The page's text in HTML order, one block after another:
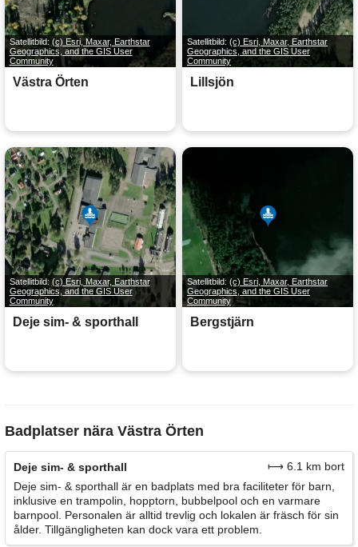
Satellitbild:(c) Esri, Maxar, Earthstar
Geographics, and the GIS User
Community
Västra Örten
Satellitbild: (c) Esri, Maxar, Earthstar
Geographics, and the GIS User
Community
Lillsjön
Satellitbild:(c) Esri, Maxar, Earthstar
Geographics, and the GIS User
Community
Deje sim- & sporthall
Satellitbild: (c) Esri, Maxar, Earthstar
Geographics, and the GIS User
Community
Bergstjärn
Badplatser nära Västra Örten
Deje sim- & sporthall
⟼ 6.1 km bort
Deje sim- & sporthall är en badplats med bra faciliteter för barn,
inklusive en trampolin, hopptorn, bubbelpool och en varmare
barnpool. Personalen är alltid trevlig och lokalen är fräsch för sin
ålder. Tillgängligheten kan dock vara ett problem.